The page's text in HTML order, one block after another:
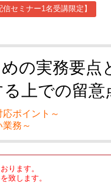
セミナー1名受講限定】
の実務要点
上での留意
ポイント～
務～
ります。
致します。